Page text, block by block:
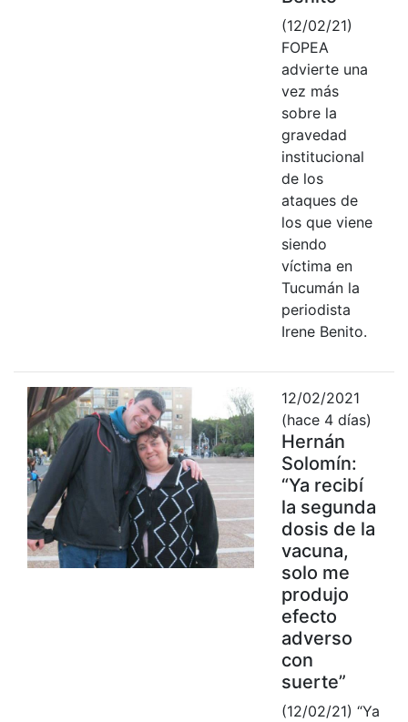
(12/02/21)
FOPEA
advierte una
vez más
sobre la
gravedad
institucional
de los
ataques de
los que viene
siendo
víctima en
Tucumán la
periodista
Irene Benito.
12/02/2021
(hace 4 días)
Hernán
Solomín:
“Ya recibí
la segunda
dosis de la
vacuna,
solo me
produjo
efecto
adverso
con
suerte”
(12/02/21) “Ya